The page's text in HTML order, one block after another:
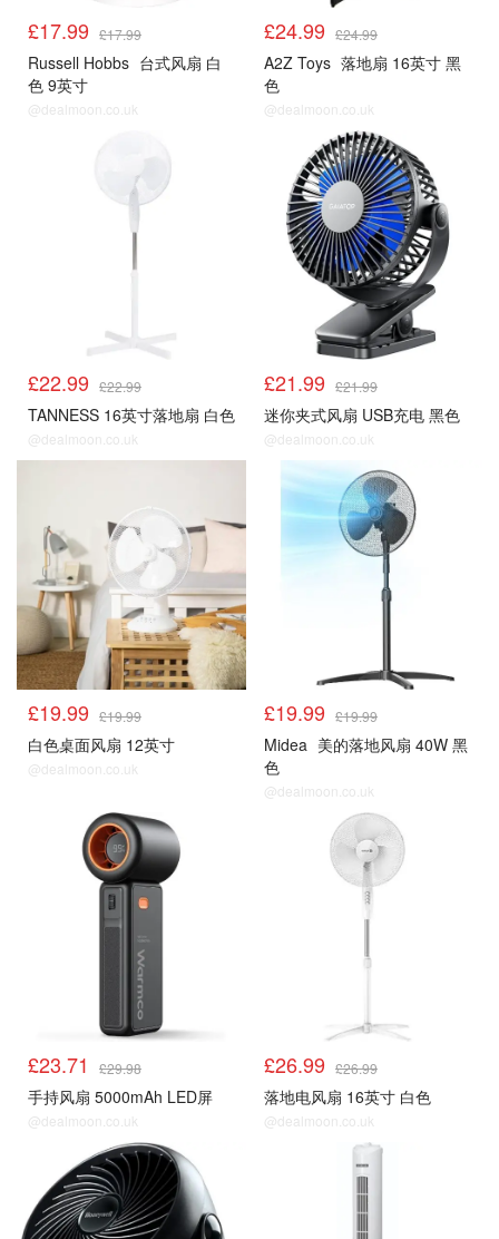
£17.99 £17.99
Russell Hobbs 台式风扇 白
色 9英寸
@dealmoon.co.uk
£24.99 £24.99
A2Z Toys 落地扇 16英寸 黑
色
@dealmoon.co.uk
£22.99 £22.99
TANNESS 16英寸落地扇 白色
@dealmoon.co.uk
£21.99 £21.99
迷你夹式风扇 USB充电 黑色
@dealmoon.co.uk
£19.99 £19.99
白色桌面风扇 12英寸
@dealmoon.co.uk
£19.99 £19.99
Midea 美的落地风扇 40W 黑
色
@dealmoon.co.uk
£23.71 £29.98
手持风扇 5000mAh LED屏
@dealmoon.co.uk
£26.99 £26.99
落地电风扇 16英寸 白色
@dealmoon.co.uk